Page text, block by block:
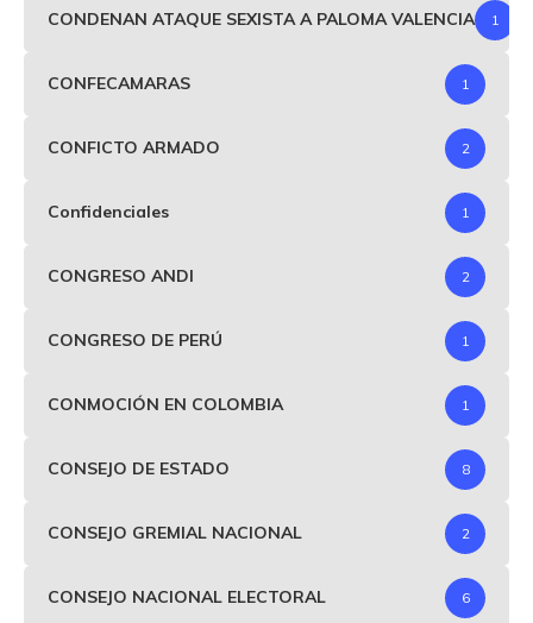
CONDENAN ATAQUE SEXISTA A PALOMA VALENCIA 1
CONFECAMARAS 1
CONFICTO ARMADO 2
Confidenciales 1
CONGRESO ANDI 2
CONGRESO DE PERÚ 1
CONMOCIÓN EN COLOMBIA 1
CONSEJO DE ESTADO 8
CONSEJO GREMIAL NACIONAL 2
CONSEJO NACIONAL ELECTORAL 6